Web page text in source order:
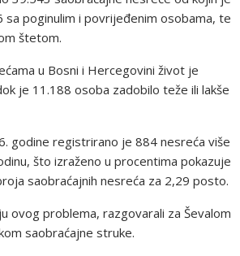
sa poginulim i povrijeđenim osobama, te
štetom.
u Bosni i Hercegovini život je
je 11.188 osoba zadobilo teže ili lakše
godine registrirano je 884 nesreća više
što izraženo u procentima pokazuje
saobraćajnih nesreća za 2,29 posto.
ovog problema, razgovarali za Ševalom
saobraćajne struke.